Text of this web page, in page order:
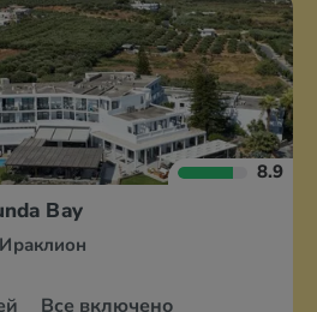
8.9
Bay
Все включено